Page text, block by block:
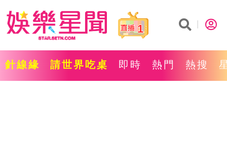
1
針線緣 請世界吃桌 即時 熱門 熱搜